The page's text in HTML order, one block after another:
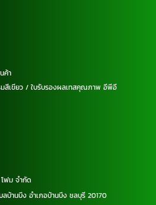
ค้า
มสีเขียว / ใบรับรองผลเทสคุณภาพ อีพีอี
ฟม จำกัด
บ้านบึง อำเภอบ้านบึง ชลบุรี 20170